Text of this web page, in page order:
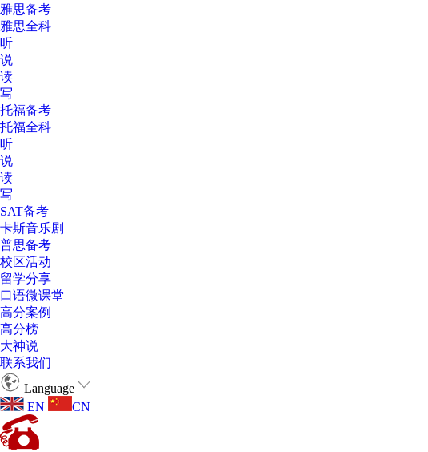
雅思备考
雅思全科
听
说
读
写
托福备考
托福全科
听
说
读
写
SAT备考
卡斯音乐剧
普思备考
校区活动
留学分享
口语微课堂
高分案例
高分榜
大神说
联系我们
Language
EN
CN